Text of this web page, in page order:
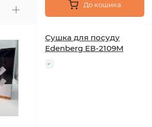
До кошика
Сушка для посуду
Edenberg ЕВ-2109М